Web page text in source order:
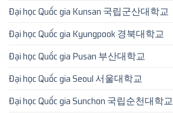
Đại học Quốc gia Kunsan 국립군산대학교
Đại học Quốc gia Kyungpook 경북대학교
Đại học Quốc gia Pusan 부산대학교
Đại học Quốc gia Seoul 서울대학교
Đại học Quốc gia Sunchon 국립순천대학교